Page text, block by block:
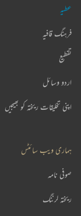
عطیہ
فرہنگ قافیہ
تقطیع
اردو وسائل
اپنی تخلیقات ریختہ کو بھیجیں
ہماری ویب سائٹس
صوفی نامہ
ریختہ لرننگ